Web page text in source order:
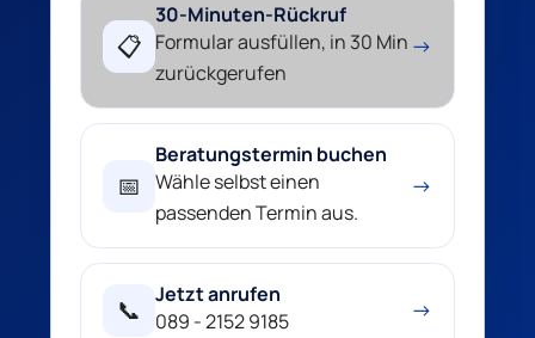
📋
30-Minuten-Rückruf
Formular ausfüllen, in 30 Min
zurückgerufen
→
📅
Beratungstermin buchen
Wähle selbst einen
passenden Termin aus.
→
📞
Jetzt anrufen
089 - 2152 9185
→